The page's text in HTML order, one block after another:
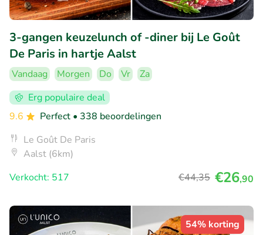
3-gangen keuzelunch of -diner bij Le Goût
De Paris in hartje Aalst
Vandaag Morgen Do Vr
Za
Erg populaire deal
9.6
Perfect • 338 beoordelingen
Le Goût De Paris
Aalst (6km)
Verkocht: 517
€44,35 €26,90
54% korting